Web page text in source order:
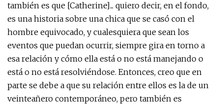
también es que [Catherine]... quiero decir, en el fondo,
es una historia sobre una chica que se casó con el
hombre equivocado, y cualesquiera que sean los
eventos que puedan ocurrir, siempre gira en torno a
esa relación y cómo ella está o no está manejando o
está o no está resolviéndose. Entonces, creo que en
parte se debe a que su relación entre ellos es la de un
veinteañero contemporáneo, pero también es